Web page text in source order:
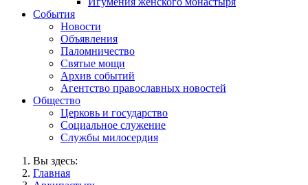
События
Новости
Объявления
Паломничество
Святые мощи
Архив событий
Агентство православных новостей
Общество
Церковь и государство
Социальное служение
Службы милосердия
Вы здесь:
Главная